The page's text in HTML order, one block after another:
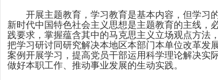
开展主题教育，学习教育是基本内容，但学习的
新时代中国特色社会主义思想是主题教育的主线，
践要求，掌握蕴含其中的马克思主义立场观点方法
把学习研讨同研究解决本地区本部门本单位改革发
案例开展学习，提高党员干部运用科学理论解决实
做好本职工作、推动事业发展的生动实践。